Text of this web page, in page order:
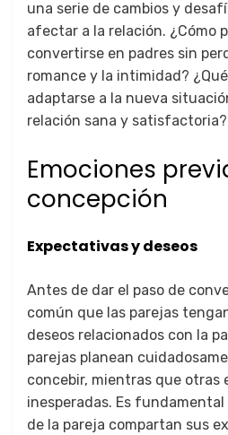
una serie de cambios y
afectar a la relación. ¿Cómo
convertirse en padres sin
romance y la intimidad?
adaptarse a la nueva
relación sana y satisfactoria?
Emociones
concepción
Expectativas y deseos
Antes de dar el paso de
común que las parejas
deseos relacionados con la
parejas planean
concebir, mientras que otras
inesperadas. Es
de la pareja compartan sus